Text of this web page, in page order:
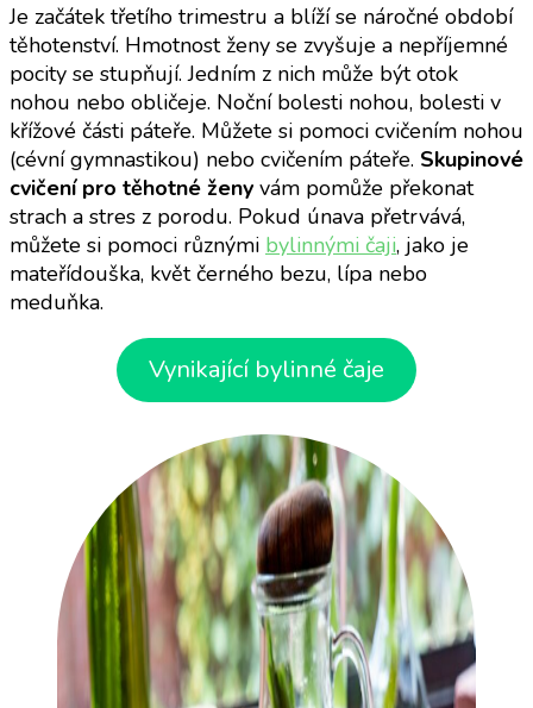
Je začátek třetího trimestru a blíží se náročné období
těhotenství. Hmotnost ženy se zvyšuje a nepříjemné
pocity se stupňují. Jedním z nich může být otok
nohou nebo obličeje. Noční bolesti nohou, bolesti v
křížové části páteře. Můžete si pomoci cvičením nohou
(cévní gymnastikou) nebo cvičením páteře. Skupinové
cvičení pro těhotné ženy vám pomůže překonat
strach a stres z porodu. Pokud únava přetrvává,
můžete si pomoci různými bylinnými čaji, jako je
mateřídouška, květ černého bezu, lípa nebo
meduňka.
Vynikající bylinné čaje